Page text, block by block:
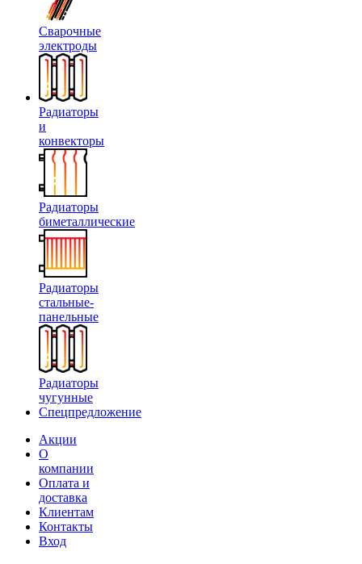
Сварочные
электроды
Радиаторы
и
конвекторы
Радиаторы
биметаллические
Радиаторы
стальные-
панельные
Радиаторы
чугунные
Спецпредложение
Акции
О
компании
Оплата и
доставка
Клиентам
Контакты
Вход